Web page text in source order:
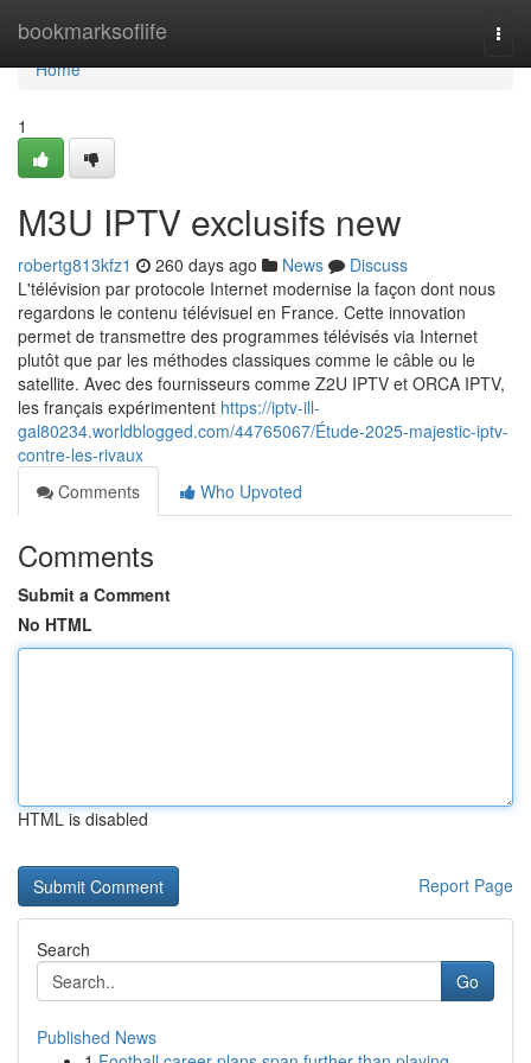
bookmarksoflife
Home
Home
1
M3U IPTV exclusifs new
robertg813kfz1 260 days ago News
Discuss
L'télévision par protocole Internet modernise la façon dont nous
regardons le contenu télévisuel en France. Cette innovation
permet de transmettre des programmes télévisés via Internet
plutôt que par les méthodes classiques comme le câble ou le
satellite. Avec des fournisseurs comme Z2U IPTV et ORCA IPTV,
les français expérimentent https://iptv-ill-
gal80234.worldblogged.com/44765067/Étude-2025-majestic-iptv-
contre-les-rivaux
Comments
Who Upvoted
Comments
Submit a Comment
No HTML
HTML is disabled
Report Page
Search
Go
Published News